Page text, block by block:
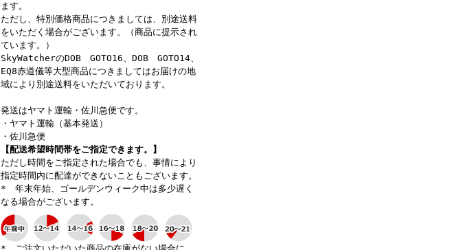
ます。
ただし、特別価格商品につきましては、別途送料
をいただく場合がございます。（商品に提示され
ています。）
SkyWatcherのDOB GOTO16、DOB GOTO14、
EQ8赤道儀等大型商品につきましてはお届けの地
域により別途送料をいただいております。
発送はヤマト運輸・佐川急便です。
・ヤマト運輸（基本発送）
・佐川急便
【配送希望時間帯をご指定できます。】
ただし時間をご指定された場合でも、事情により
指定時間内に配達ができないこともございます。
* 年末年始、ゴールデンウィーク中は多少遅く
なる場合がございます。